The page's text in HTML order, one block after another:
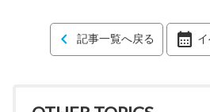
記事一覧へ戻る